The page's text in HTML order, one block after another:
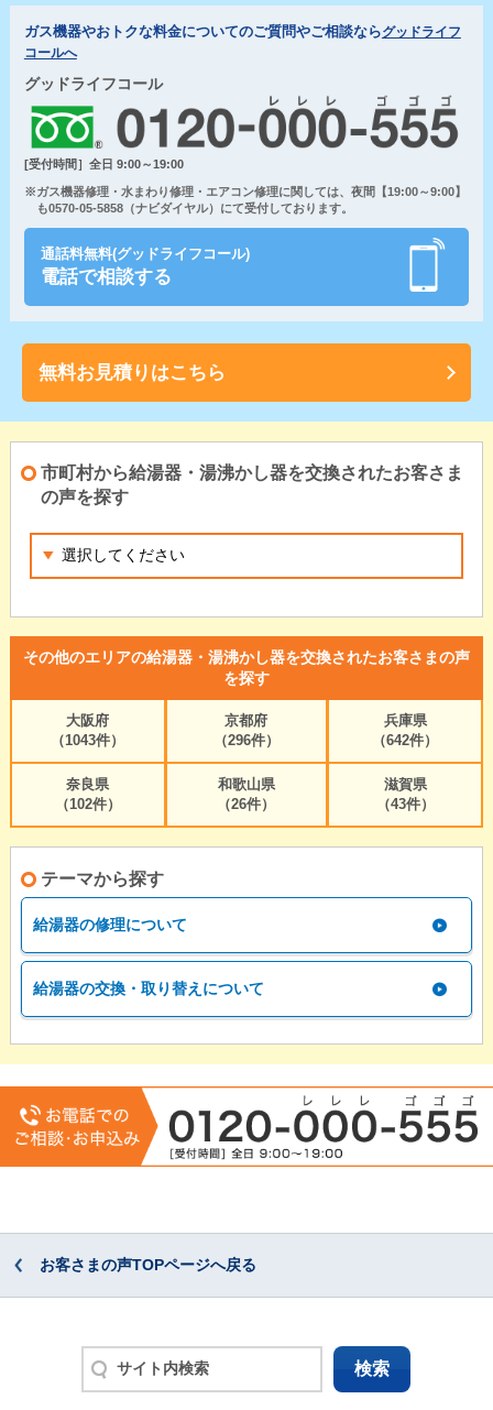
ガス機器やおトクな料金についてのご質問やご相談ならグッドライフ
コールへ
グッドライフコール
[受付時間］全日 9:00～19:00
※ガス機器修理・水まわり修理・エアコン修理に関しては、夜間【19:00～9:00】
も0570-05-5858（ナビダイヤル）にて受付しております。
通話料無料(グッドライフコール)
電話で相談する
無料お見積りはこちら
市町村から給湯器・湯沸かし器を交換されたお客さま
の声を探す
その他のエリアの給湯器・湯沸かし器を交換されたお客さまの声
を探す
大阪府
（1043件）
京都府
（296件）
兵庫県
（642件）
奈良県
（102件）
和歌山県
（26件）
滋賀県
（43件）
テーマから探す
給湯器の修理について
給湯器の交換・取り替えについて
お客さまの声TOPページへ戻る